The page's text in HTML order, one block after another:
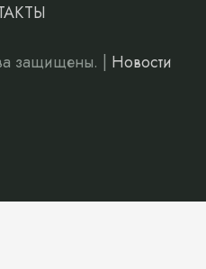
защищены. | Новости